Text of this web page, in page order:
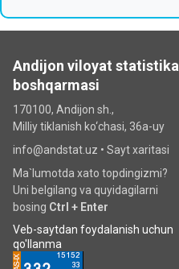
Andijon viloyat statistika
boshqarmasi
170100, Andijon sh.,
Milliy tiklanish ko‘chаsi, 36a-uy
info@andstat.uz • Sayt xaritasi
Ma`lumotda xato topdingizmi?
Uni belgilang va quyidagilarni
bosing Ctrl + Enter
Veb-saytdan foydalanish uchun
qo'llanma